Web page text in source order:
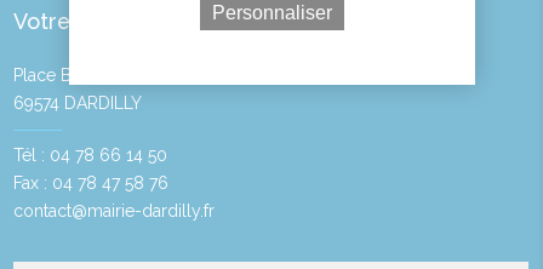
Votre Mairie
Place Bayère
69574 DARDILLY
Tél : 04 78 66 14 50
Fax : 04 78 47 58 76
contact@mairie-dardilly.fr
Personnaliser